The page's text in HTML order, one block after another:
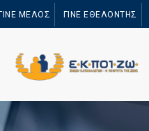
προς το
ΜΕΛΟΣ ΓΙΝΕ ΕΘΕΛΟΝΤΗΣ